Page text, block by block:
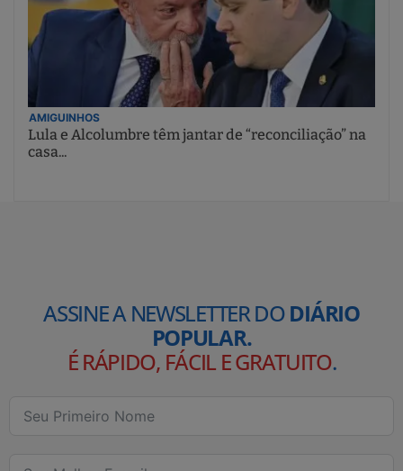
AMIGUINHOS
Lula e Alcolumbre têm jantar de “reconciliação” na
casa...
ASSINE A NEWSLETTER DODIÁRIO
POPULAR.
É RÁPIDO, FÁCIL E GRATUITO.